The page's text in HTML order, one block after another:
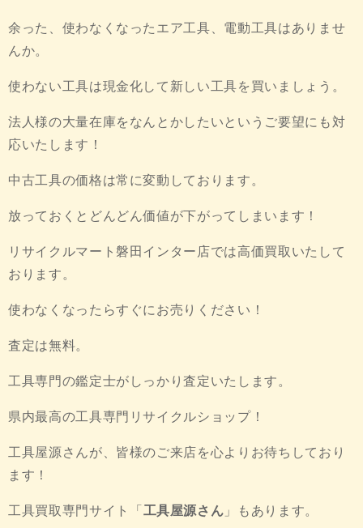
余った、使わなくなったエア工具、電動工具はありませ
んか。
使わない工具は現金化して新しい工具を買いましょう。
法人様の大量在庫をなんとかしたいというご要望にも対
応いたします！
中古工具の価格は常に変動しております。
放っておくとどんどん価値が下がってしまいます！
リサイクルマート磐田インター店では高価買取いたして
おります。
使わなくなったらすぐにお売りください！
査定は無料。
工具専門の鑑定士がしっかり査定いたします。
県内最高の工具専門リサイクルショップ！
工具屋源さんが、皆様のご来店を心よりお待ちしており
ます！
工具買取専門サイト「 工具屋源さん 」もあります。